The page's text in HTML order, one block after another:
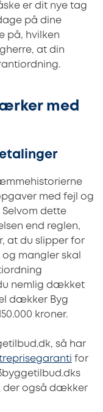
er dit nye tag
på dine
på, hvilken
at din
med
med fejl og
dette
end reglen,
at du slipper for
mangler skal
nemlig dækket
dækker Byg
kroner.
så har
for
der også dækker